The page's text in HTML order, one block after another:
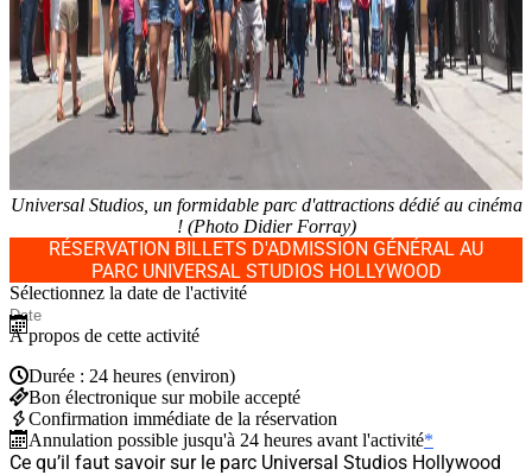
Universal Studios, un formidable parc d'attractions dédié au cinéma
! (Photo Didier Forray)
RÉSERVATION BILLETS D'ADMISSION GÉNÉRAL AU
PARC UNIVERSAL STUDIOS HOLLYWOOD
Sélectionnez la date de l'activité
À propos de cette activité
Durée : 24 heures (environ)
Bon électronique sur mobile accepté
Confirmation immédiate de la réservation
Annulation possible jusqu'à 24 heures avant l'activité*
Ce qu’il faut savoir sur le parc Universal Studios Hollywood